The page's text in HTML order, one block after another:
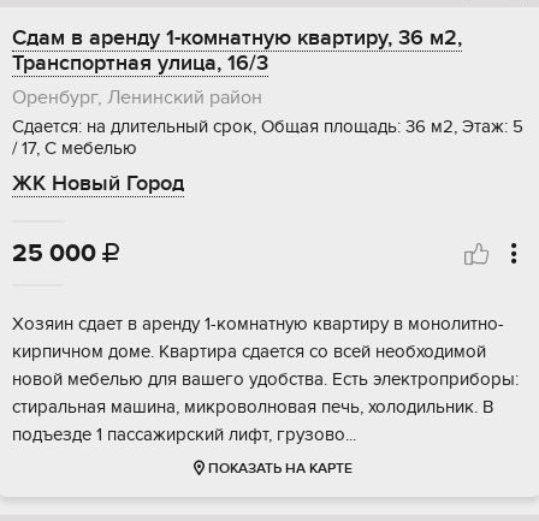
Сдам в аренду 1-комнатную квартиру, 36 м2,
Транспортная улица, 16/3
Оренбург, Ленинский район
Сдается: на длительный срок, Общая площадь: 36 м2, Этаж: 5
/ 17, С мебелью
ЖК Новый Город
25 000 
Хозяин сдает в аренду 1-комнатную квартиру в монолитно-
кирпичном доме. Квартира сдается со всей необходимой
новой мебелью для вашего удобства. Есть электроприборы:
стиральная машина, микроволновая печь, холодильник. В
подъезде 1 пассажирский лифт, грузово...
ПОКАЗАТЬ НА КАРТЕ